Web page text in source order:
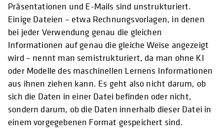
Präsentationen und E-Mails sind unstrukturiert.
Einige Dateien – etwa Rechnungsvorlagen, in denen
bei jeder Verwendung genau die gleichen
Informationen auf genau die gleiche Weise angezeigt
wird – nennt man semistrukturiert, da man ohne KI
oder Modelle des maschinellen Lernens Informationen
aus ihnen ziehen kann. Es geht also nicht darum, ob
sich die Daten in einer Datei befinden oder nicht,
sondern darum, ob die Daten innerhalb dieser Datei in
einem vorgegebenen Format gespeichert sind.